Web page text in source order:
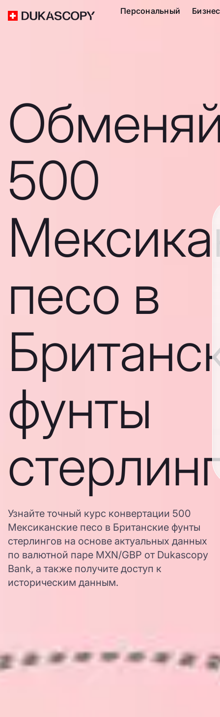
Персональный Бизнес
500
песо в
фунты
Узнайте точный курс конвертации 500
Мексиканские песо в Британские фунты
стерлингов на основе актуальных данных
по валютной паре MXN/GBP от Dukascopy
Bank, а также получите доступ к
историческим данным.